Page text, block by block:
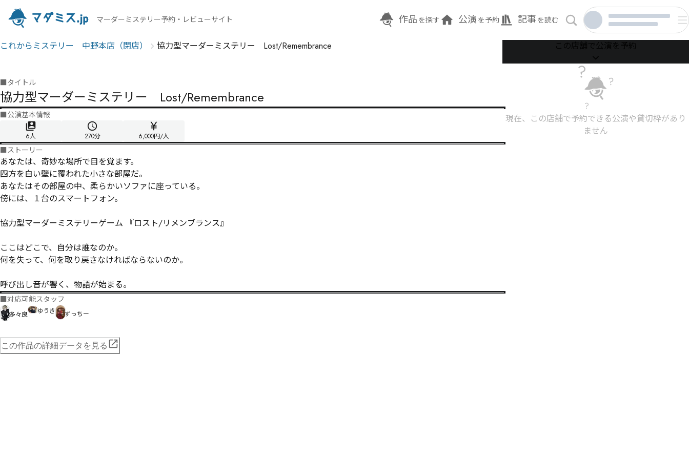
マーダーミステリー予約・レビューサイト 作品 を探す 公演 を予約 記事 を読む
これからミステリー 中野本店（閉店） 協力型マーダーミステリー Lost/Remembrance
■タイトル
協力型マーダーミステリー Lost/Remembrance
■公演基本情報
6人 270分 6,000円/人
■ストーリー
あなたは、奇妙な場所で目を覚ます。
四方を白い壁に覆われた小さな部屋だ。
あなたはその部屋の中、柔らかいソファに座っている。
傍には、１台のスマートフォン。
協力型マーダーミステリーゲーム 『ロスト/リメンブランス』
ここはどこで、自分は誰なのか。
何を失って、何を取り戻さなければならないのか。
呼び出し音が響く、物語が始まる。
■対応可能スタッフ
多々良 ゆうき ずっちー
この作品の詳細データを見る
この店舗で公演を予約
現在、この店舗で予約できる公演や貸切枠があり
ません